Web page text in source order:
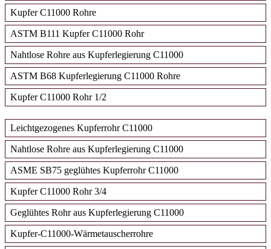
Kupfer C11000 Rohre
ASTM B111 Kupfer C11000 Rohr
Nahtlose Rohre aus Kupferlegierung C11000
ASTM B68 Kupferlegierung C11000 Rohre
Kupfer C11000 Rohr 1/2
Leichtgezogenes Kupferrohr C11000
Nahtlose Rohre aus Kupferlegierung C11000
ASME SB75 geglühtes Kupferrohr C11000
Kupfer C11000 Rohr 3/4
Geglühtes Rohr aus Kupferlegierung C11000
Kupfer-C11000-Wärmetauscherrohre